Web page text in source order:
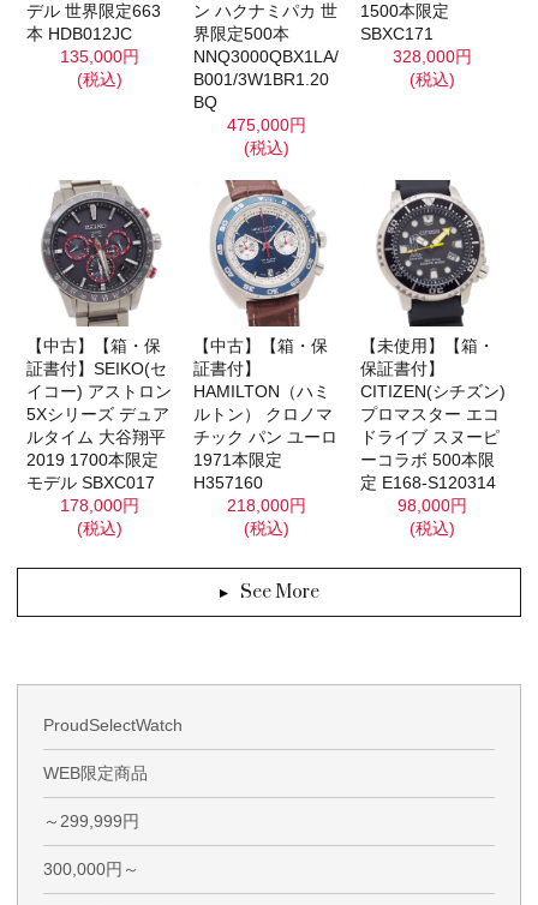
デル 世界限定663
本 HDB012JC
135,000円
(税込)
ン ハクナミパカ 世
界限定500本
NNQ3000QBX1LA/
B001/3W1BR1.20
BQ
475,000円
(税込)
1500本限定
SBXC171
328,000円
(税込)
【中古】【箱・保
証書付】SEIKO(セ
イコー) アストロン
5Xシリーズ デュア
ルタイム 大谷翔平
2019 1700本限定
モデル SBXC017
178,000円
(税込)
【中古】【箱・保
証書付】
HAMILTON（ハミ
ルトン） クロノマ
チック パン ユーロ
1971本限定
H357160
218,000円
(税込)
【未使用】【箱・
保証書付】
CITIZEN(シチズン)
プロマスター エコ
ドライブ スヌーピ
ーコラボ 500本限
定 E168-S120314
98,000円
(税込)
See More
ProudSelectWatch
WEB限定商品
～299,999円
300,000円～